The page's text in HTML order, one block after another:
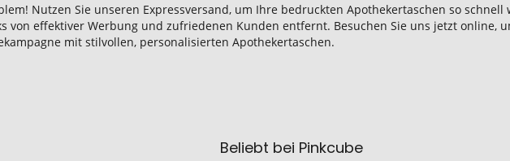
Nutzen Sie unseren Expressversand, um Ihre bedruckten Apothekertaschen so
von effektiver Werbung und zufriedenen Kunden entfernt. Besuchen Sie uns jetzt online,
mit stilvollen, personalisierten Apothekertaschen.
Beliebt bei Pinkcube